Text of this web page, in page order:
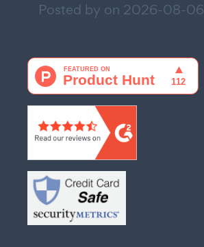
Posted by on 2026-08-06